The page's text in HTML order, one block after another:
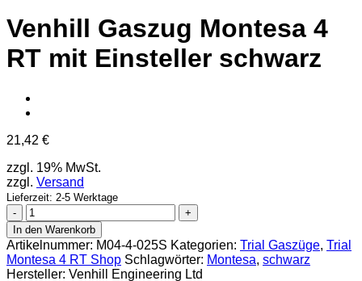
Venhill Gaszug Montesa 4
RT mit Einsteller schwarz
21,42 €
zzgl. 19% MwSt.
zzgl. Versand
Lieferzeit: 2-5 Werktage
Venhill
Gaszug
Montesa
4
RT
In den Warenkorb
Artikelnummer: M04-4-025S Kategorien: Trial Gaszüge, Trial
Montesa 4 RT Shop Schlagwörter: Montesa, schwarz
Hersteller: Venhill Engineering Ltd